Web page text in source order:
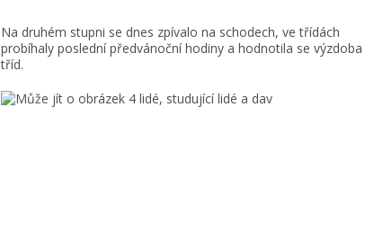
Na druhém stupni se dnes zpívalo na schodech, ve třídách
probíhaly poslední předvánoční hodiny a hodnotila se výzdoba
tříd.